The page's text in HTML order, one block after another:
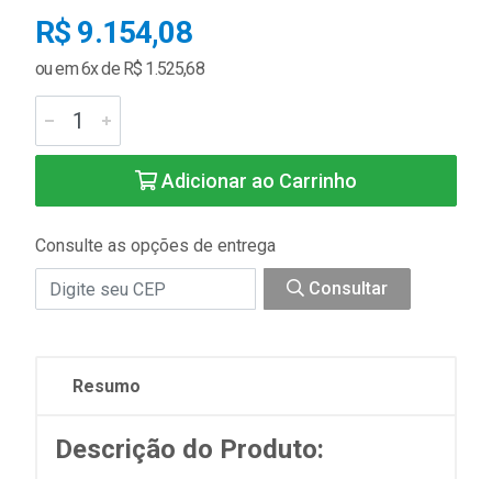
R$ 9.154,08
ou em 6x de R$ 1.525,68
Adicionar ao Carrinho
Consulte as opções de entrega
Consultar
Resumo
Descrição do Produto: